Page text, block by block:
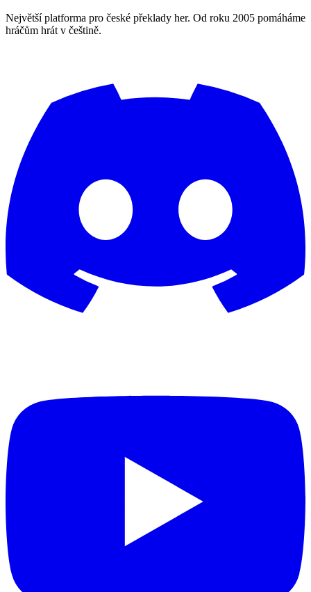
Největší platforma pro české překlady her. Od roku 2005 pomáháme
hráčům hrát v češtině.